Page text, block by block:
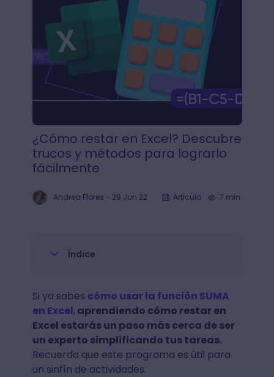
¿Cómo restar en Excel? Descubre
trucos y métodos para lograrlo
fácilmente
Andrea Flores - 29 Jun 22 Articulo 7 min.
Índice
Si ya sabes cómo usar la función SUMA
en Excel, aprendiendo cómo restar en
Excel estarás un paso más cerca de ser
un experto simplificando tus tareas.
Recuerda que este programa es útil para
un sinfín de actividades.